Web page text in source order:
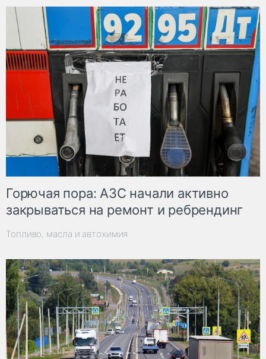
Горючая пора: АЗС начали активно
закрываться на ремонт и ребрендинг
Топливо, масла и автохимия